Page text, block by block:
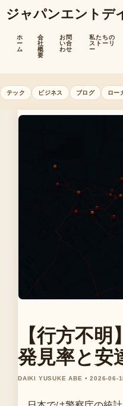
ジャパンエントデ
ホ
ー
ム
会
社
概
要
お問
い合
わせ
私たちの
ストーリ
ー
テック ビジネス ブログ ロー
【行方不明
発見率と安
DAIKI YUSUKE ABE • 2026-06-